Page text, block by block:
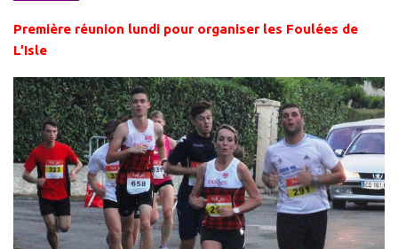
Première réunion lundi pour organiser les Foulées de
L’Isle